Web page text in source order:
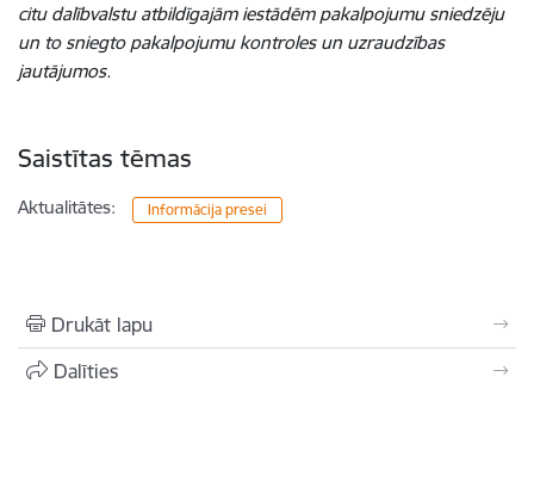
citu dalībvalstu atbildīgajām iestādēm pakalpojumu sniedzēju
un to sniegto pakalpojumu kontroles un uzraudzības
jautājumos.
Saistītas tēmas
Aktualitātes: Informācija presei
Drukāt lapu
Dalīties